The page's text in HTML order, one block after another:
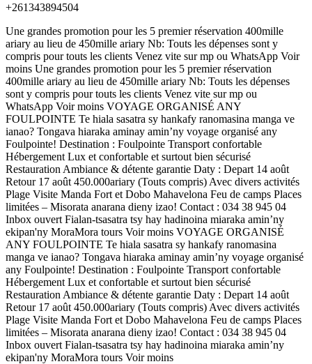
+261343894504
Une grandes promotion pour les 5 premier réservation 400mille
ariary au lieu de 450mille ariary Nb: Touts les dépenses sont y
compris pour touts les clients Venez vite sur mp ou WhatsApp Voir
moins Une grandes promotion pour les 5 premier réservation
400mille ariary au lieu de 450mille ariary Nb: Touts les dépenses
sont y compris pour touts les clients Venez vite sur mp ou
WhatsApp Voir moins VOYAGE ORGANISÉ ANY
FOULPOINTE Te hiala sasatra sy hankafy ranomasina manga ve
ianao? Tongava hiaraka aminay amin’ny voyage organisé any
Foulpointe! Destination : Foulpointe Transport confortable
Hébergement Lux et confortable et surtout bien sécurisé
Restauration Ambiance & détente garantie Daty : Depart 14 août
Retour 17 août 450.000ariary (Touts compris) Avec divers activités
Plage Visite Manda Fort et Dobo Mahavelona Feu de camps Places
limitées – Misorata anarana dieny izao! Contact : 034 38 945 04
Inbox ouvert Fialan-tsasatra tsy hay hadinoina miaraka amin’ny
ekipan'ny MoraMora tours Voir moins VOYAGE ORGANISÉ
ANY FOULPOINTE Te hiala sasatra sy hankafy ranomasina
manga ve ianao? Tongava hiaraka aminay amin’ny voyage organisé
any Foulpointe! Destination : Foulpointe Transport confortable
Hébergement Lux et confortable et surtout bien sécurisé
Restauration Ambiance & détente garantie Daty : Depart 14 août
Retour 17 août 450.000ariary (Touts compris) Avec divers activités
Plage Visite Manda Fort et Dobo Mahavelona Feu de camps Places
limitées – Misorata anarana dieny izao! Contact : 034 38 945 04
Inbox ouvert Fialan-tsasatra tsy hay hadinoina miaraka amin’ny
ekipan'ny MoraMora tours Voir moins